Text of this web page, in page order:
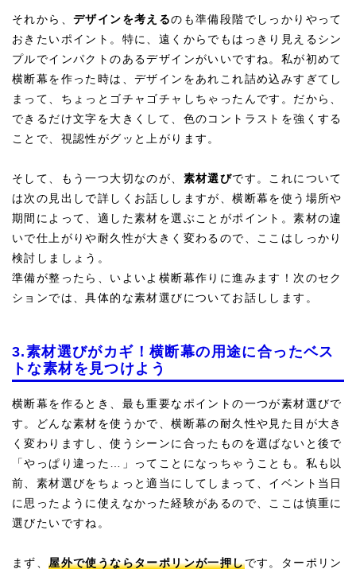
それから、 デザインを考えるのも準備段階でしっかりやって
おきたいポイント。特に、遠くからでもはっきり見えるシン
プルでインパクトのあるデザインがいいですね。私が初めて
横断幕を作った時は、デザインをあれこれ詰め込みすぎてし
まって、ちょっとゴチャゴチャしちゃったんです。だから、
できるだけ文字を大きくして、色のコントラストを強くする
ことで、視認性がグッと上がります。
そして、もう一つ大切なのが、 素材選びです。これについて
は次の見出しで詳しくお話ししますが、横断幕を使う場所や
期間によって、適した素材を選ぶことがポイント。素材の違
いで仕上がりや耐久性が大きく変わるので、ここはしっかり
検討しましょう。
準備が整ったら、いよいよ横断幕作りに進みます！次のセク
ションでは、具体的な素材選びについてお話しします。
3.素材選びがカギ！横断幕の用途に合ったベス
トな素材を見つけよう
横断幕を作るとき、最も重要なポイントの一つが素材選びで
す。どんな素材を使うかで、横断幕の耐久性や見た目が大き
く変わりますし、使うシーンに合ったものを選ばないと後で
「やっぱり違った…」ってことになっちゃうことも。私も以
前、素材選びをちょっと適当にしてしまって、イベント当日
に思ったように使えなかった経験があるので、ここは慎重に
選びたいですね。
まず、屋外で使うならターポリンが一押しです。ターポリン